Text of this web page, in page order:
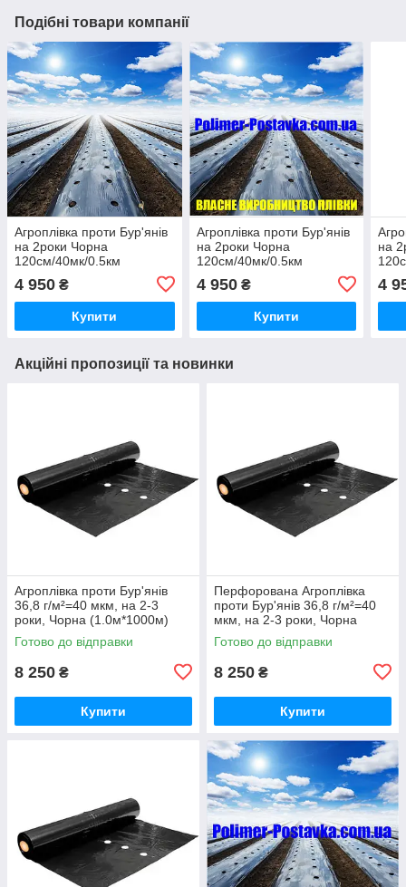
Подібні товари компанії
Агроплівка проти Бур'янів
на 2роки Чорна
120см/40мк/0.5км
4 950 ₴
Купити
Агроплівка проти Бур'янів
на 2роки Чорна
120см/40мк/0.5км
4 950₴
Купити
на
4
Акційні пропозиції та новинки
Агроплівка проти Бур'янів
36,8 г/м²=40 мкм, на 2-3
роки, Чорна (1.0м*1000м)
36,8кг, Перфорована (15см)
Готово до відправки
8 250 ₴
Купити
Перфорована Агроплівка
проти Бур'янів 36,8 г/м²=40
мкм, на 2-3 роки, Чорна
(1.0м*1000м) 36,8кг, (15см)
Готово до відправки
8 250 ₴
Купити